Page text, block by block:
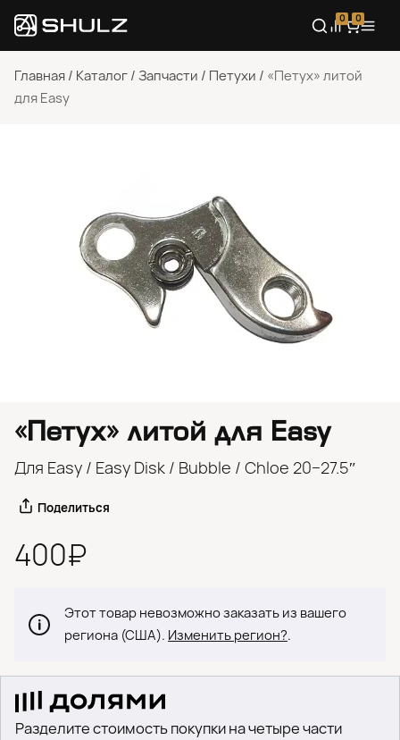
0 0
Главная / Каталог / Запчасти / Петухи / «Петух» литой
для Easy
«Петух» литой для Easy
Для Easy / Easy Disk / Bubble / Chloe 20−27.5″
Поделиться
400₽
Этот товар невозможно заказать из вашего
региона (США). Изменить регион?.
Разделите стоимость покупки на четыре части